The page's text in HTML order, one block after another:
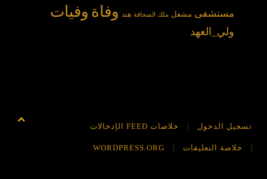
مستشفى مشعل ملك الصحافة هند وفاة وفيات
ولي_العهد
تسجيل الدخول خلاصات FEED الإدخالات
خلاصة التعليقات WORDPRESS.ORG